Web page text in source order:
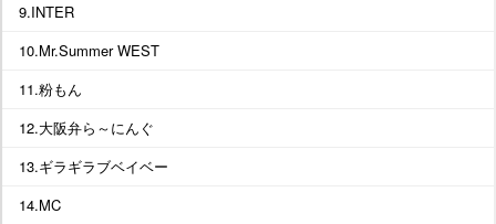
9.INTER
10.Mr.Summer WEST
11.粉もん
12.大阪弁ら～にんぐ
13.ギラギラブベイベー
14.MC